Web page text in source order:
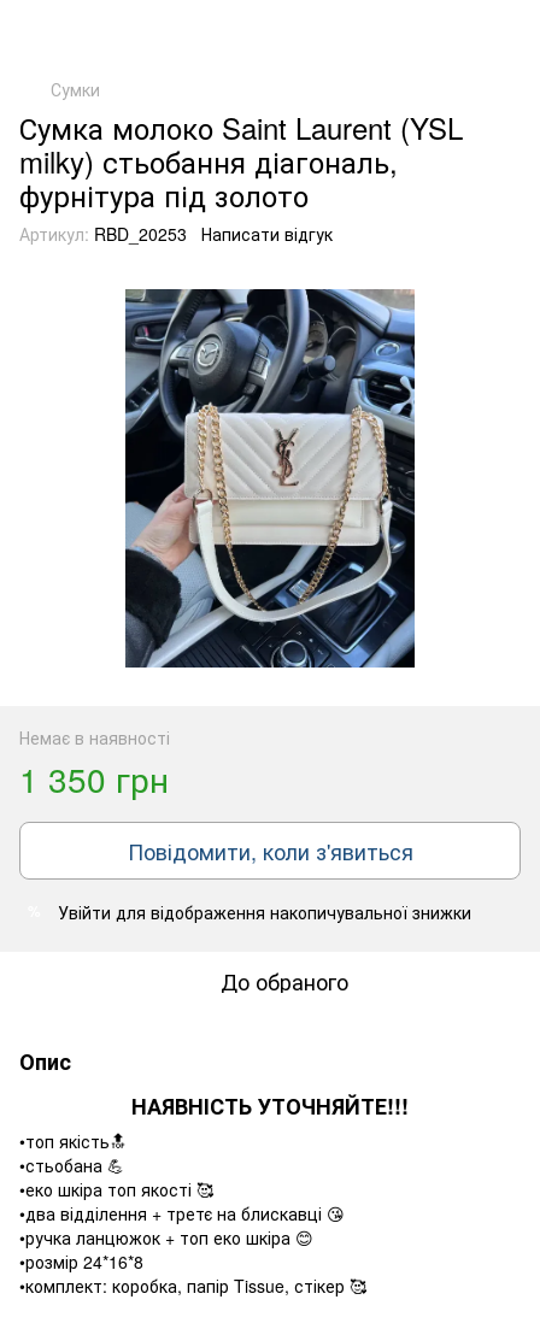
Сумки
Сумка молоко Saint Laurent (YSL
milky) стьобання діагональ,
фурнітура під золото
Артикул: RBD_20253 Написати відгук
Немає в наявності
1 350 грн
Повідомити, коли з'явиться
Увійти для відображення накопичувальної знижки
До обраного
Опис
НАЯВНІСТЬ УТОЧНЯЙТЕ!!!
•топ якість🔝
•стьобана 💪
•еко шкіра топ якості 🥰
•два відділення + третє на блискавці 😘
•ручка ланцюжок + топ еко шкіра 😊
•розмір 24*16*8
•комплект: коробка, папір Tissue, стікер 🥰